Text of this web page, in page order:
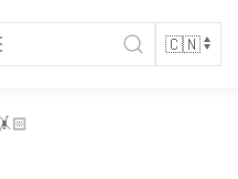
🤸🏻